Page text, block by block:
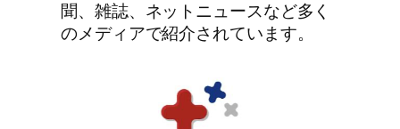
聞、雑誌、ネットニュースなど多く
のメディアで紹介されています。